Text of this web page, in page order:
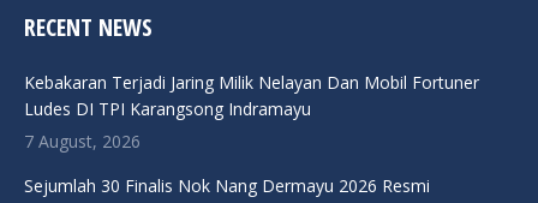
RECENT NEWS
Kebakaran Terjadi Jaring Milik Nelayan Dan Mobil Fortuner
Ludes DI TPI Karangsong Indramayu
7 August, 2026
Sejumlah 30 Finalis Nok Nang Dermayu 2026 Resmi